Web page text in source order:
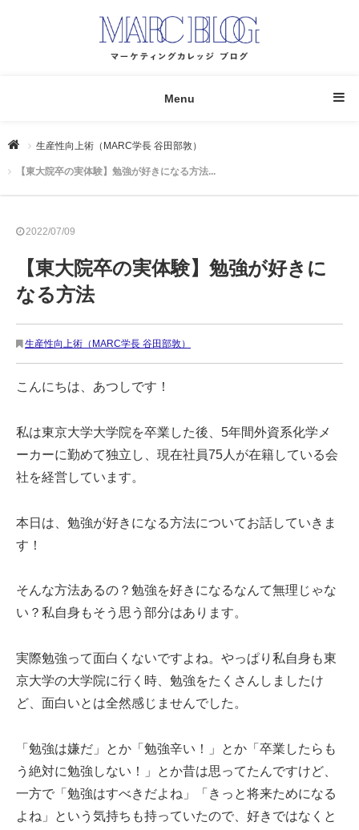
Menu
生産性向上術（MARC学長 谷田部敦）
【東大院卒の実体験】勉強が好きになる方法...
2022/07/09
【東大院卒の実体験】勉強が好きに
なる方法
生産性向上術（MARC学長 谷田部敦）
こんにちは、あつしです！
私は東京大学大学院を卒業した後、5年間外資系化学メ
ーカーに勤めて独立し、現在社員75人が在籍している会
社を経営しています。
本日は、勉強が好きになる方法についてお話していきま
す！
そんな方法あるの？勉強を好きになるなんて無理じゃな
い？私自身もそう思う部分はあります。
実際勉強って面白くないですよね。やっぱり私自身も東
京大学の大学院に行く時、勉強をたくさんしましたけ
ど、面白いとは全然感じませんでした。
「勉強は嫌だ」とか「勉強辛い！」とか「卒業したらも
う絶対に勉強しない！」とか昔は思ってたんですけど、
一方で「勉強はすべきだよね」「きっと将来ためになる
よね」という気持ちも持っていたので、好きではなくと